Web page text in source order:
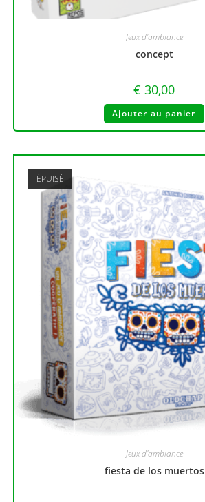
Jeux d'ambiance
concept
€ 30,00
Ajouter au panier
ÉPUISÉ
Jeux d'ambiance
fiesta de los muertos